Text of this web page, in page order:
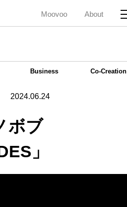
Moovoo About
Business Co-Creation
2024.06.24
ボブ
」